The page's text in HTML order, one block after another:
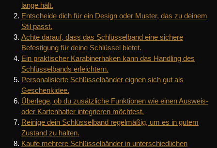
lange hält.
Entscheide dich für ein Design oder Muster, das zu deinem
Stil passt.
Achte darauf, dass das Schlüsselband eine sichere
Befestigung für deine Schlüssel bietet.
Ein praktischer Karabinerhaken kann das Handling des
Schlüsselbands erleichtern.
Personalisierte Schlüsselbänder eignen sich gut als
Geschenkidee.
Überlege, ob du zusätzliche Funktionen wie einen Ausweis-
oder Kartenhalter integrieren möchtest.
Reinige dein Schlüsselband regelmäßig, um es in gutem
Zustand zu halten.
Kaufe mehrere Schlüsselbänder in unterschiedlichen